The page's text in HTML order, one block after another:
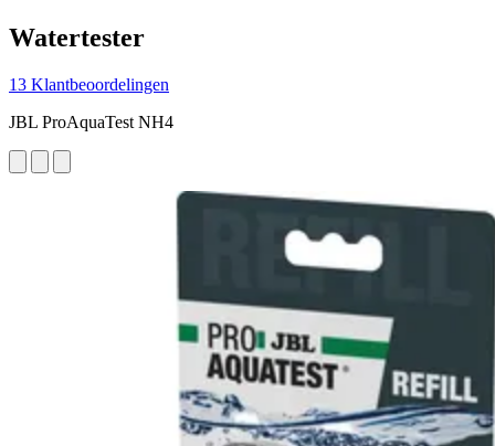
Watertester
13 Klantbeoordelingen
JBL ProAquaTest NH4